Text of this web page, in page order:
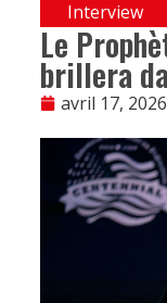
Interview
Le
brillera
avril 17, 2026